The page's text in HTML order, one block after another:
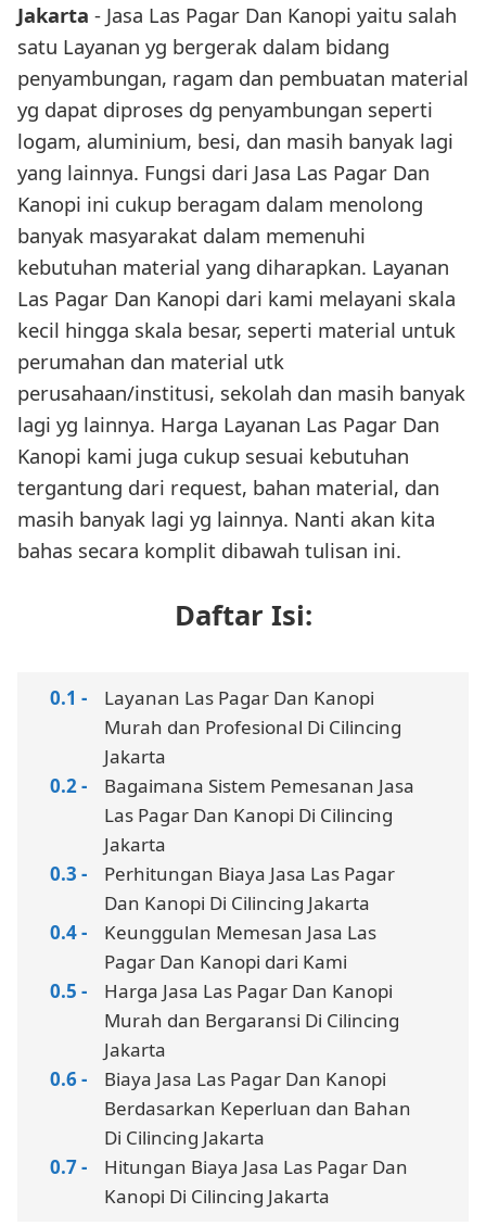
Jakarta - Jasa Las Pagar Dan Kanopi yaitu salah
satu Layanan yg bergerak dalam bidang
penyambungan, ragam dan pembuatan material
yg dapat diproses dg penyambungan seperti
logam, aluminium, besi, dan masih banyak lagi
yang lainnya. Fungsi dari Jasa Las Pagar Dan
Kanopi ini cukup beragam dalam menolong
banyak masyarakat dalam memenuhi
kebutuhan material yang diharapkan. Layanan
Las Pagar Dan Kanopi dari kami melayani skala
kecil hingga skala besar, seperti material untuk
perumahan dan material utk
perusahaan/institusi, sekolah dan masih banyak
lagi yg lainnya. Harga Layanan Las Pagar Dan
Kanopi kami juga cukup sesuai kebutuhan
tergantung dari request, bahan material, dan
masih banyak lagi yg lainnya. Nanti akan kita
bahas secara komplit dibawah tulisan ini.
Daftar Isi:
Layanan Las Pagar Dan Kanopi
Murah dan Profesional Di Cilincing
Jakarta
Bagaimana Sistem Pemesanan Jasa
Las Pagar Dan Kanopi Di Cilincing
Jakarta
Perhitungan Biaya Jasa Las Pagar
Dan Kanopi Di Cilincing Jakarta
Keunggulan Memesan Jasa Las
Pagar Dan Kanopi dari Kami
Harga Jasa Las Pagar Dan Kanopi
Murah dan Bergaransi Di Cilincing
Jakarta
Biaya Jasa Las Pagar Dan Kanopi
Berdasarkan Keperluan dan Bahan
Di Cilincing Jakarta
Hitungan Biaya Jasa Las Pagar Dan
Kanopi Di Cilincing Jakarta